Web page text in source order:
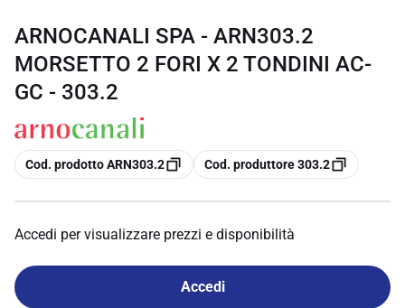
ARNOCANALI SPA - ARN303.2
MORSETTO 2 FORI X 2 TONDINI AC-
GC - 303.2
copia
Cod. prodotto ARN303.2 copia
Cod. produttore 303.2
Accedi per visualizzare prezzi e disponibilità
Accedi